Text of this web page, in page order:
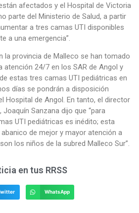
afectados y el Hospital de Victoria
parte del Ministerio de Salud, a partir
a tres camas UTI disponibles
a una emergencia”.
la provincia de Malleco se han tomado
atención 24/7 en los SAR de Angol y
estas tres camas UTI pediátricas en
días se pondrán a disposición
Hospital de Angol. En tanto, el director
Sanzana dijo que “para
UTI pediátricas es inédito; esta
de mejor y mayor atención a
los niños de la subred Malleco Sur”.
en tus RRSS
WhatsApp